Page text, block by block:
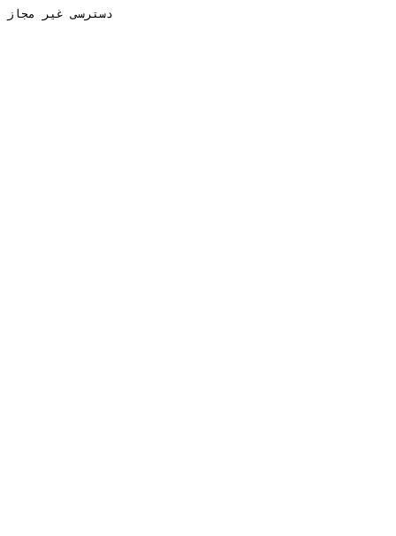
دسترسی غیر مجاز